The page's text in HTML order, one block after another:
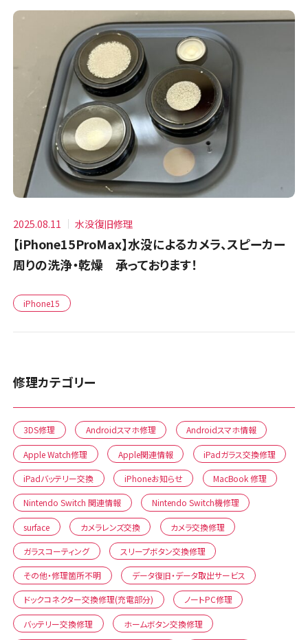
2025.08.11 水没復旧修理
【iPhone15ProMax】水没によるカメラ、スピーカー
周りの洗浄・乾燥 承っております！
iPhone15
修理カテゴリー
3DS修理 Androidスマホ修理 Androidスマホ情報
Apple Watch修理 Apple関連情報 iPadガラス交換修理
iPadバッテリー交換 iPhoneお知らせ MacBook 修理
Nintendo Switch 関連情報 Nintendo Switch機修理
surface カメラレンズ交換 カメラ交換修理
ガラスコーティング スリープボタン交換修理
その他・修理箇所不明 データ復旧・データ取出サービス
ドックコネクター交換修理(充電部分) ノートPC修理
バッテリー交換修理 ホームボタン交換修理